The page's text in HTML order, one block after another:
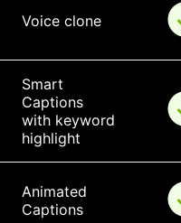
Voice clone
Smart
Captions
with keyword
highlight
Animated
Captions